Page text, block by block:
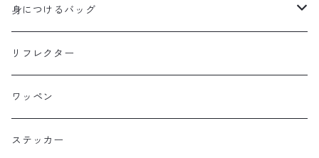
B3
Baby Legs Bags
Bike Friday
BOGEWORKS
WALD 用バッグ
ハンドルバーバッグ
トップチューブバッグ
フォークバッグ
身につけるバッグ
ヒップバッグ
トートバッグ
サコッシュ
リフレクター
ワッペン
ステッカー